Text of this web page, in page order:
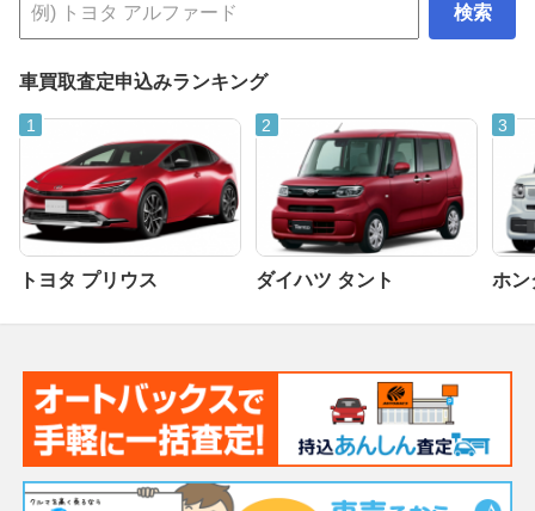
検索
車買取査定申込みランキング
トヨタ プリウス ダイハツ タント ホン